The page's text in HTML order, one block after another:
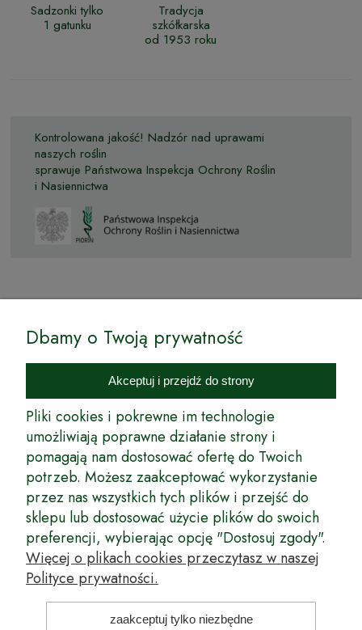
Sadzonki tylko
1 gatunku
Tradycja
szkółkarska
od 1953 roku
Kontrolowana jakość! Nadzór nad uprawami
naszych roślin
sprawuje Państwowa Inspekcja Ochrony Roślin
i Nasiennictwa
Internetowy Sklep Ogrodniczy Podkarpackie Sady to inicjatywa
podkarpackich szkółkarzy, której zamierzeniem jest wprowadzenie na
rynek wysokiej jakości drzewek owocowych, drzewek ozdobnych oraz
innych produktów pozwalających na uprawianie zarówno małych, jak
i dużych sadów oraz ogrodów.
Wspólnie stworzyliśmy dla Państwa kompleksową ofertę - wspaniałe
produkty, dary ziemi ze szkółek drzewek ozdobnych i owocowych,
których tradycje sięgają roku 1953. Drzewka produkowane są
z najwyższą starannością przez trzecie pokolenie plantatorów.
Długoletnie Doświadczenie sprawiło, że wszystkie drzewka cechuje
duża odporność na zmienne warunki atmosferyczne naszego klimatu
oraz niezwykły urodzaj. W ofercie naszego internetowego sklepu
ogrodniczego: drzewka owocowe, krzewy owocowe, drzewka
ozdobne, odmiany jabłoni, sadzonki drzew owocowych, borówka
amerykańska, róże wielkokwiatowe, odmiany czereśni, odmiany śliwek
Dbamy o Twoją prywatność
Akceptuj i przejdź do strony
Pliki cookies i pokrewne im technologie
umożliwiają poprawne działanie strony i
pomagają nam dostosować ofertę do Twoich
potrzeb. Możesz zaakceptować wykorzystanie
przez nas wszystkich tych plików i przejść do
sklepu lub dostosować użycie plików do swoich
preferencji, wybierając opcję "Dostosuj zgody".
Więcej o plikach cookies przeczytasz w naszej
Polityce prywatności.
zaakceptuj tylko niezbędne